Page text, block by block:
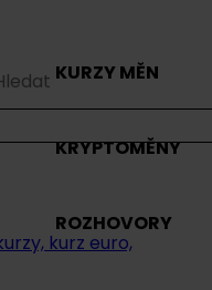
KURZY MĚN
KRYPTOMĚNY
ROZHOVORY